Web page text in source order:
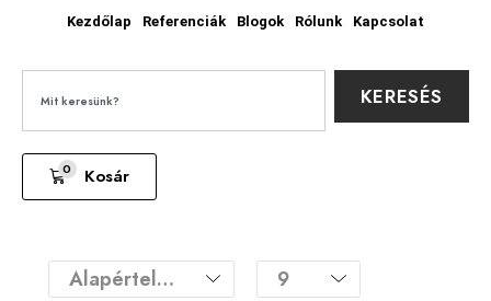
Kezdőlap Referenciák Blogok Rólunk Kapcsolat
KERESÉS
0 Kosár